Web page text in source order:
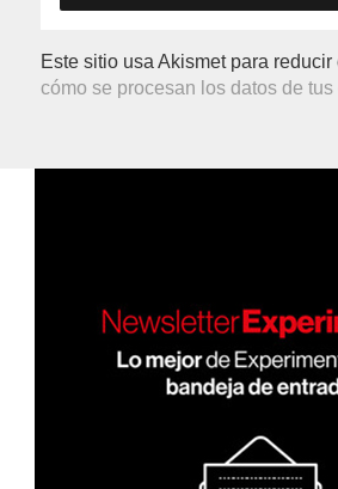
Este sitio usa Akismet para
cómo se procesan los datos de